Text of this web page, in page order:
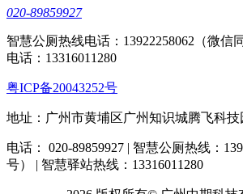
020-89859927
智慧公厕热线电话：13922258062（微信
电话：13316011280
粤ICP备20043252号
地址：广州市黄埔区广州知识城腾飞科技
电话： 020-89859927 | 智慧公厕热线：
号） | 智慧驿站热线：13316011280